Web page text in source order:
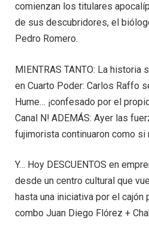
comienzan los titulares
de sus descubridores, el
Pedro Romero.
MIENTRAS TANTO: La
en Cuarto Poder: Carlos Raffo
Hume… ¡confesado por el
Canal N! ADEMÁS: Ayer las
fujimorista continuaron como si
Y… Hoy DESCUENTOS en
desde un centro cultural que
hasta una iniciativa por el cajón
combo Juan Diego Flórez +